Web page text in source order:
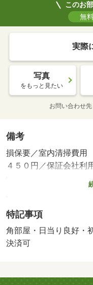
このお
無
実際
写真
をもっと見たい
お問い合わせ先
備考
損保要／室内清掃費
４５０円／保証会社利
００円／月額保証委託
５％／火災保険要加
／鍵セット費３ ３０
エアコン／クロゼット
／ＴＶインターホン／
要／対面式キッチン／
特記事項
角部屋・日当り良好・
決済可